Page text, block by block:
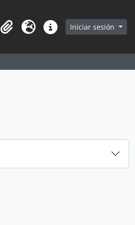
Portapapeles
Idioma Enlaces rápidos
Iniciar sesión